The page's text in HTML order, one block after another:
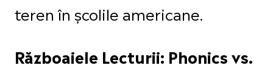
teren în școlile americane.
Războaiele Lecturii: Phonics vs.